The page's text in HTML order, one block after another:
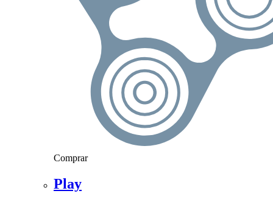
Comprar
Play